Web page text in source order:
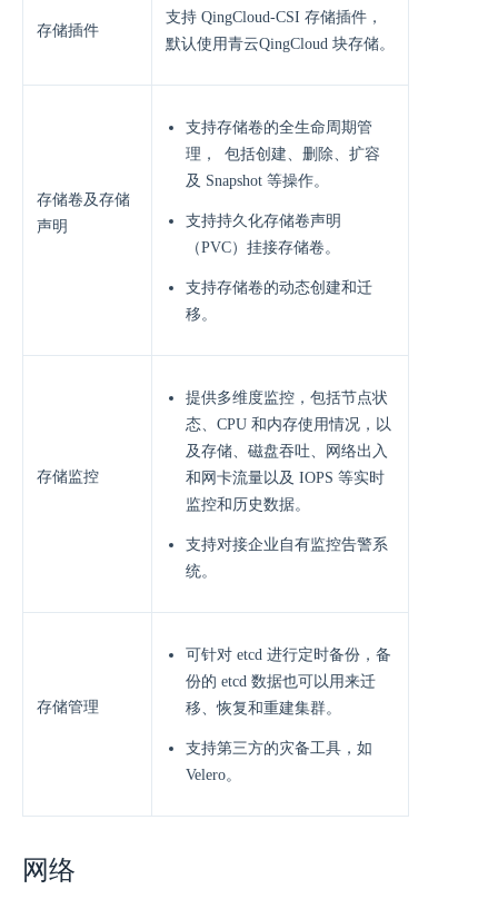
存储插件
⽀持 QingCloud-CSI 存储插件，
默认使⽤青云QingCloud 块存储。
存储卷及存储
声明
⽀持存储卷的全⽣命周期管
理， 包括创建、删除、扩容
及 Snapshot 等操作。
⽀持持久化存储卷声明
（PVC）挂接存储卷。
⽀持存储卷的动态创建和迁
移。
存储监控
提供多维度监控，包括节点状
态、CPU 和内存使⽤情况，以
及存储、磁盘吞吐、⽹络出⼊
和⽹卡流量以及 IOPS 等实时
监控和历史数据。
支持对接企业⾃有监控告警系
统。
存储管理
可针对 etcd 进⾏定时备份，备
份的 etcd 数据也可以⽤来迁
移、恢复和重建集群。
⽀持第三⽅的灾备⼯具，如
Velero。
网络